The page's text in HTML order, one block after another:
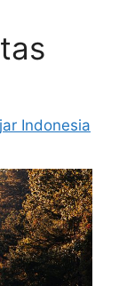
Indonesia